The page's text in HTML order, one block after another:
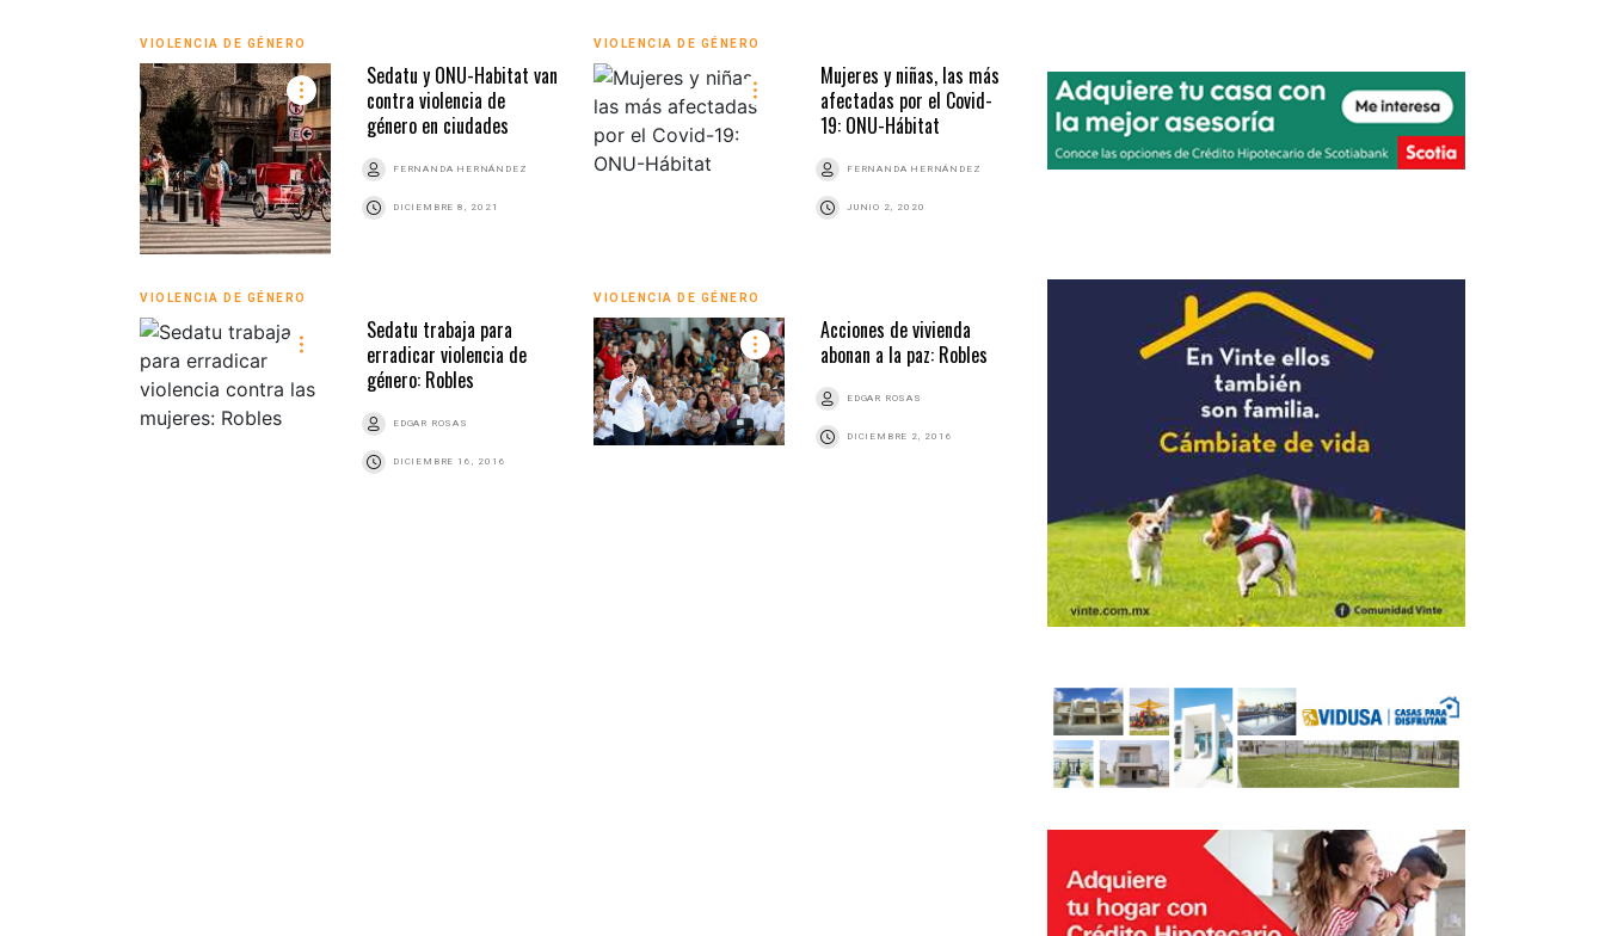
VIOLENCIA DE GÉNERO
Sedatu y ONU-Habitat van
contra violencia de
género en ciudades
FERNANDA HERNÁNDEZ
DICIEMBRE 8, 2021
VIOLENCIA DE GÉNERO
Mujeres y niñas, las más
afectadas por el Covid-
19: ONU-Hábitat
FERNANDA HERNÁNDEZ
JUNIO 2, 2020
VIOLENCIA DE GÉNERO
Sedatu trabaja para
erradicar violencia de
género: Robles
EDGAR ROSAS
DICIEMBRE 16, 2016
VIOLENCIA DE GÉNERO
Acciones de vivienda
abonan a la paz: Robles
EDGAR ROSAS
DICIEMBRE 2, 2016